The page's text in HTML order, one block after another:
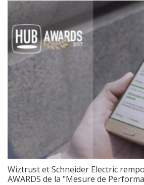
Wiztrust et Schneider Electric
AWARDS de la "Mesure de